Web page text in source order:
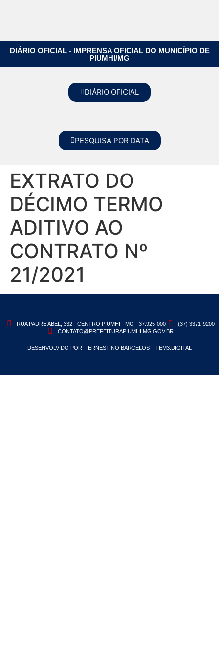
DIÁRIO OFICIAL - IMPRENSA OFICIAL DO MUNICÍPIO DE
PIUMHI/MG
DIÁRIO OFICIAL
PESQUISA POR DATA
EXTRATO DO
DÉCIMO TERMO
ADITIVO AO
CONTRATO Nº
21/2021
RUA PADRE ABEL, 332 - CENTRO PIUMHI - MG - 37.925-000
(37) 3371-9200
CONTATO@PREFEITURAPIUMHI.MG.GOV.BR
DESENVOLVIDO POR – ERNESTINO BARCELOS – TEM3.DIGITAL